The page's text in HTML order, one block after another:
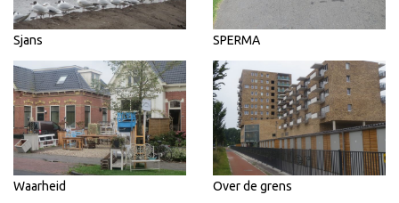
Sjans SPERMA
Waarheid Over de grens